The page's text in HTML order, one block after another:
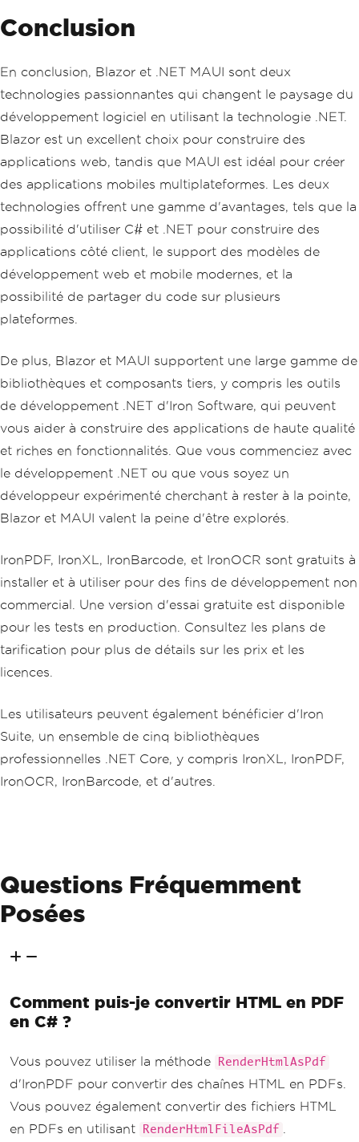
Conclusion
En conclusion, Blazor et .NET MAUI sont deux
technologies passionnantes qui changent le paysage du
développement logiciel en utilisant la technologie .NET.
Blazor est un excellent choix pour construire des
applications web, tandis que MAUI est idéal pour créer
des applications mobiles multiplateformes. Les deux
technologies offrent une gamme d'avantages, tels que la
possibilité d'utiliser C# et .NET pour construire des
applications côté client, le support des modèles de
développement web et mobile modernes, et la
possibilité de partager du code sur plusieurs
plateformes.
De plus, Blazor et MAUI supportent une large gamme de
bibliothèques et composants tiers, y compris les outils
de développement .NET d'Iron Software, qui peuvent
vous aider à construire des applications de haute qualité
et riches en fonctionnalités. Que vous commenciez avec
le développement .NET ou que vous soyez un
développeur expérimenté cherchant à rester à la pointe,
Blazor et MAUI valent la peine d'être explorés.
IronPDF, IronXL, IronBarcode, et IronOCR sont gratuits à
installer et à utiliser pour des fins de développement non
commercial. Une version d'essai gratuite est disponible
pour les tests en production. Consultez les plans de
tarification pour plus de détails sur les prix et les
licences.
Les utilisateurs peuvent également bénéficier d'Iron
Suite, un ensemble de cinq bibliothèques
professionnelles .NET Core, y compris IronXL, IronPDF,
IronOCR, IronBarcode, et d'autres.
Questions Fréquemment
Posées
Comment puis-je convertir HTML en PDF
en C# ?
Vous pouvez utiliser la méthode RenderHtmlAsPdf
d'IronPDF pour convertir des chaînes HTML en PDFs.
Vous pouvez également convertir des fichiers HTML
en PDFs en utilisant
RenderHtmlFileAsPdf